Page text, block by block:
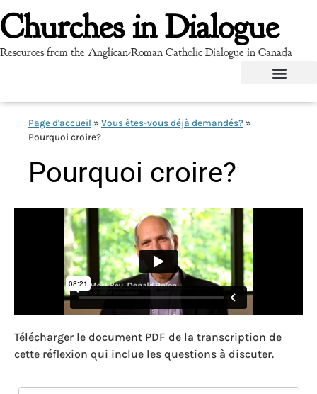
Churches in Dialogue
Resources from the Anglican-Roman Catholic Dialogue in Canada
Page d'accueil » Vous êtes-vous déjà demandés? »
Pourquoi croire?
Pourquoi croire?
Télécharger le document PDF de la transcription de
cette réflexion qui inclue les questions à discuter.